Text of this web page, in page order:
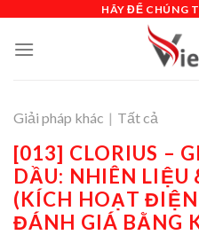
content
HÃY ĐỂ CHÚNG
Giải pháp khác | Tất cả
[013] CLORIUS –
DẦU: NHIÊN LIỆU
(KÍCH HOẠT
ĐÁNH GIÁ BẰNG